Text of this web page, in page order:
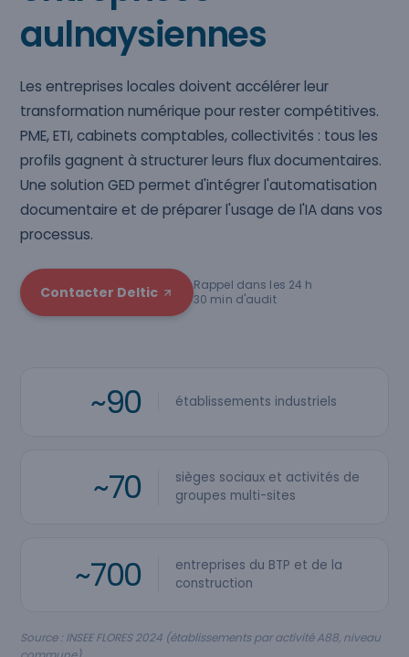
aulnaysiennes
Les entreprises locales doivent accélérer leur
transformation numérique pour rester compétitives.
PME, ETI, cabinets comptables, collectivités : tous les
profils gagnent à structurer leurs flux documentaires.
Une solution GED permet d'intégrer l'automatisation
documentaire et de préparer l'usage de l'IA dans vos
processus.
Contacter Deltic
Rappel dans les 24 h
30 min d'audit
~90 établissements industriels
~70
sièges sociaux et activités de
groupes multi-sites
~700
entreprises du BTP et de la
construction
Source : INSEE FLORES 2024 (établissements par activité A88, niveau